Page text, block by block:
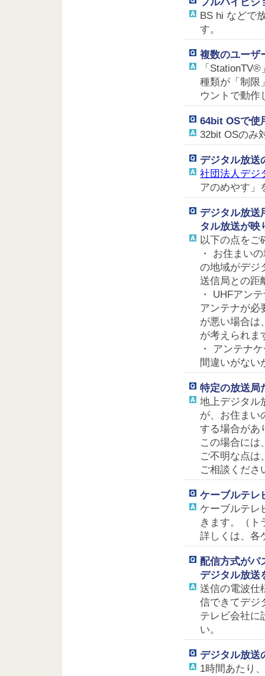
BS hi などで
す。
複数のユーザ
「
種類が「制限
ウントで動作
64bit OSで使
32bit OSのみ
デジタル放送
社団法人デジ
アのめやす」
デジタル放送
タル放送が映
以下の点をご
・ お住まい
の地域がデジ
送信局との距
・ UHFアン
アンテナが必
が悪い場合は
が考えられま
・ アンテナ
間違いがない
特定の放送局
地上デジタル
が、お住まい
する場合があ
この場合には
ご不明な点は
ご相談くださ
ケーブルテレ
ケーブルテレ
きます。（ト
詳しくは、各
配信方式がパ
デジタル放送
送信の電波仕
信できてデジ
テレビ会社に
い。
デジタル放送
1時間あたり